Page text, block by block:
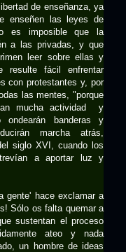
de enseñanza, ya
enseñen las leyes de
es imposible que la
a las privadas, y que
leer sobre ellas y
resulte fácil enfrentar
con protestantes y, por
las mentes, "porque
mucha actividad y
ondearán banderas y
marcha atrás,
siglo XVI, cuando los
a aportar luz y
gente' hace exclamar a
Sólo os falta quemar a
sustentan el proceso
ateo y nada
un hombre de ideas